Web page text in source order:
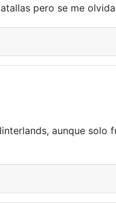
pero se me
aunque